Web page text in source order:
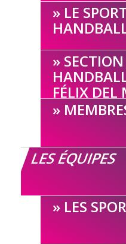
LE
FÉLIX DEL
LES ÉQUIPES
LES